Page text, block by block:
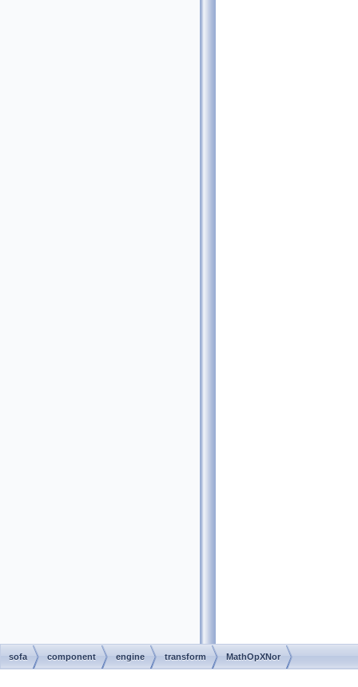
sofa component engine transform MathOpXNor